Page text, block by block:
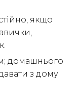
якщо
домашнього
з дому.